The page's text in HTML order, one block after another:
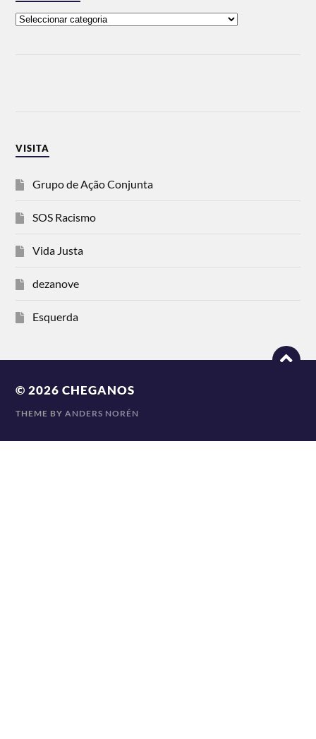
VISITA
Grupo de Ação Conjunta
SOS Racismo
Vida Justa
dezanove
Esquerda
© 2026CHEGANOS
THEME BYANDERS NORÉN